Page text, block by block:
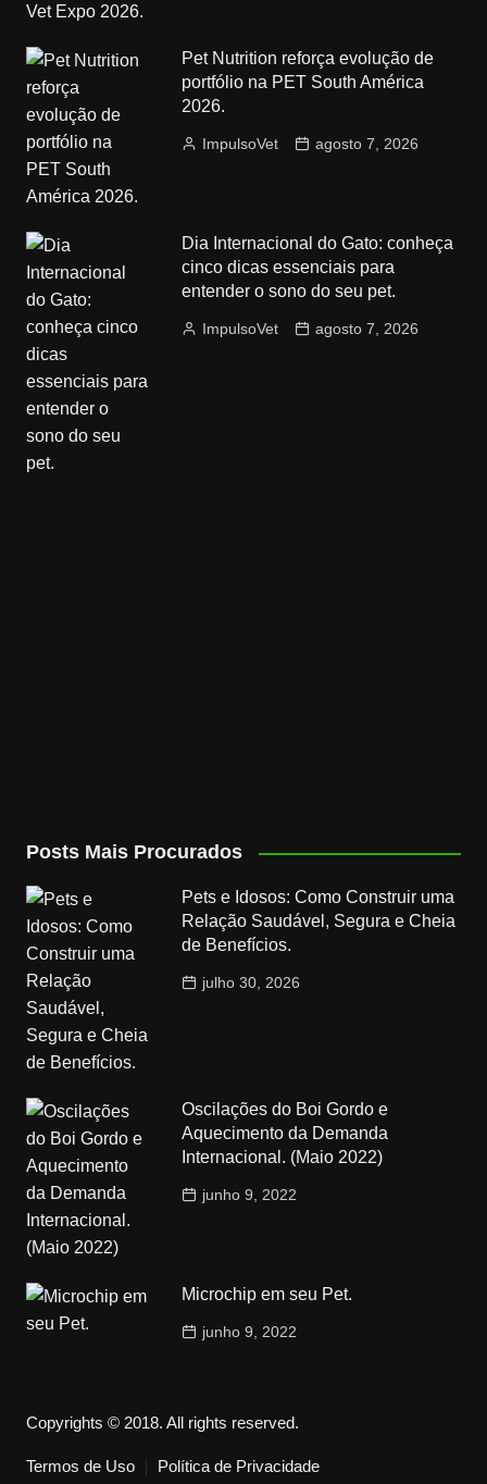
Pet Nutrition reforça evolução de
portfólio na PET South América
2026.
ImpulsoVet agosto 7, 2026
Dia Internacional do Gato: conheça
cinco dicas essenciais para
entender o sono do seu pet.
ImpulsoVet agosto 7, 2026
Posts Mais Procurados
Pets e Idosos: Como Construir uma
Relação Saudável, Segura e Cheia
de Benefícios.
julho 30, 2026
Oscilações do Boi Gordo e
Aquecimento da Demanda
Internacional. (Maio 2022)
junho 9, 2022
Microchip em seu Pet.
junho 9, 2022
Copyrights © 2018. All rights reserved.
Termos de Uso Política de Privacidade